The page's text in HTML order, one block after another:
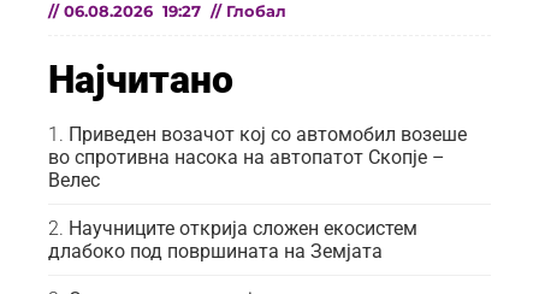
// 06.08.2026 19:27 // Глобал
Најчитано
Приведен возачот кој со автомобил возеше
во спротивна насока на автопатот Скопје –
Велес
Научниците открија сложен екосистем
длабоко под површината на Земјата